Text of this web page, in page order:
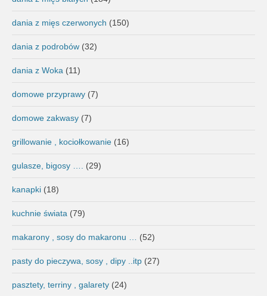
dania z mięs czerwonych (150)
dania z podrobów (32)
dania z Woka (11)
domowe przyprawy (7)
domowe zakwasy (7)
grillowanie , kociołkowanie (16)
gulasze, bigosy …. (29)
kanapki (18)
kuchnie świata (79)
makarony , sosy do makaronu … (52)
pasty do pieczywa, sosy , dipy ..itp (27)
pasztety, terriny , galarety (24)